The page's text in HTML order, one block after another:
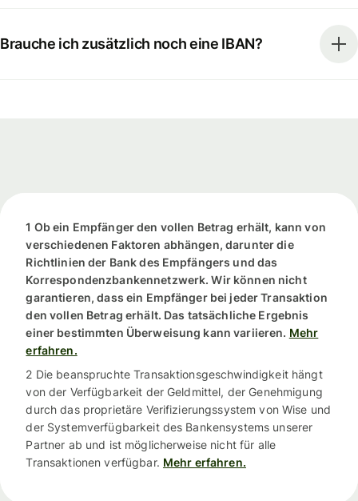
Brauche ich zusätzlich noch eine IBAN?
1 Ob ein Empfänger den vollen Betrag erhält, kann von
verschiedenen Faktoren abhängen, darunter die
Richtlinien der Bank des Empfängers und das
Korrespondenzbankennetzwerk. Wir können nicht
garantieren, dass ein Empfänger bei jeder Transaktion
den vollen Betrag erhält. Das tatsächliche Ergebnis
einer bestimmten Überweisung kann variieren. Mehr
erfahren.
2 Die beanspruchte Transaktionsgeschwindigkeit hängt
von der Verfügbarkeit der Geldmittel, der Genehmigung
durch das proprietäre Verifizierungssystem von Wise und
der Systemverfügbarkeit des Bankensystems unserer
Partner ab und ist möglicherweise nicht für alle
Transaktionen verfügbar. Mehr erfahren.